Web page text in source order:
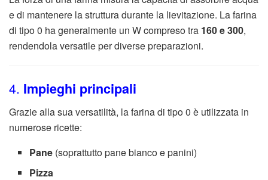
e di mantenere la struttura durante la lievitazione. La farina
di tipo 0 ha generalmente un W compreso tra 160 e 300,
rendendola versatile per diverse preparazioni.
4. Impieghi principali
Grazie alla sua versatilità, la farina di tipo 0 è utilizzata in
numerose ricette:
Pane (soprattutto pane bianco e panini)
Pizza